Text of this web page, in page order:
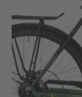
500Wh
Enviolo
TR
stufenlose
Nabe
Menge